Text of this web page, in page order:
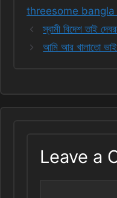
threesome
স্বামী বিদেশ তাই
আমি আর খালাতো ভাই
Leave a